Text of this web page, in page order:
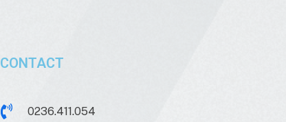
CONTACT
0236.411.054